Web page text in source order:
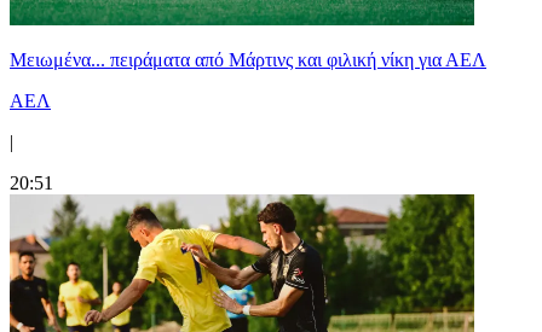
Μειωμένα... πειράματα από Μάρτινς και φιλική νίκη για ΑΕΛ
ΑΕΛ
|
20:51